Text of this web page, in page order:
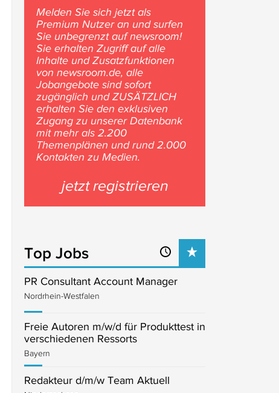
Melden Sie sich jetzt als
Premium Nutzer an und surfen
Sie unbegrenzt auf newsroom!
Sie erhalten Zugriff auf alle
Inhalte und Zusatzfunktionen
von newsroom.de, alle
Jobangebote sind sofort
zugänglich und ZUSÄTZLICH
erhalten Sie den exklusiven
Zugang zu unserer Datenbank
mit mehr als 2.200
Themenplänen und rund 2.000
Kontakten zu Medien.
jetzt registrieren
Top Jobs
PR Consultant Account Manager
Nordrhein-Westfalen
Freie Autoren m/w/d für Produkttest in
verschiedenen Ressorts
Bayern
Redakteur d/m/w Team Aktuell